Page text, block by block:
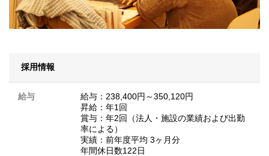
採用情報
給与
給与：238,400円～350,120円
昇給：年1回
賞与：年2回（法人・施設の業績および出勤
率による）
実績：前年度平均 3ヶ月分
年間休日数122日